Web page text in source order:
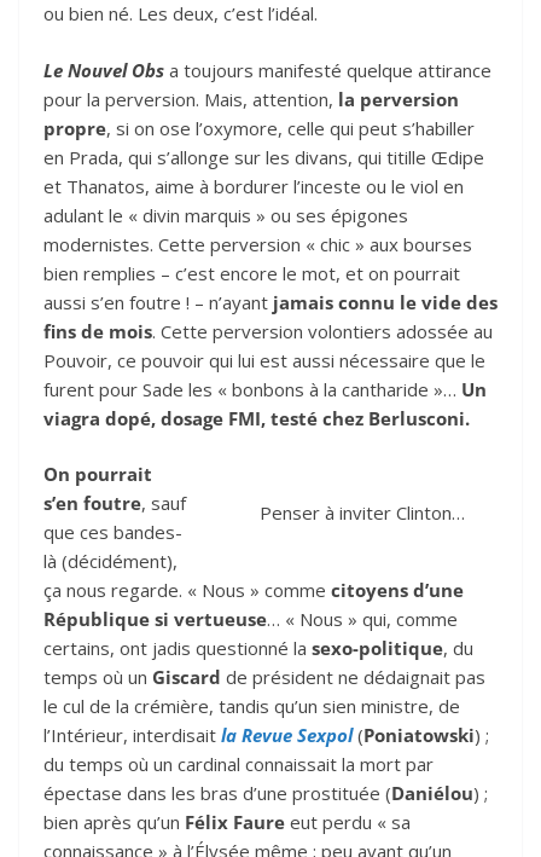
ou bien né. Les deux, c’est l’idéal.
Le Nouvel Obs a toujours manifesté quelque attirance
pour la perversion. Mais, attention, la perversion
propre, si on ose l’oxymore, celle qui peut s’habiller
en Prada, qui s’allonge sur les divans, qui titille Œdipe
et Thanatos, aime à bordurer l’inceste ou le viol en
adulant le « divin marquis » ou ses épigones
modernistes. Cette perversion « chic » aux bourses
bien remplies – c’est encore le mot, et on pourrait
aussi s’en foutre ! – n’ayant jamais connu le vide des
fins de mois. Cette perversion volontiers adossée au
Pouvoir, ce pouvoir qui lui est aussi nécessaire que le
furent pour Sade les « bonbons à la cantharide »… Un
viagra dopé, dosage FMI, testé chez Berlusconi.
Penser à inviter Clinton…
On pourrait
s’en foutre, sauf
que ces bandes-
là (décidément),
ça nous regarde. « Nous » comme citoyens d’une
République si vertueuse… « Nous » qui, comme
certains, ont jadis questionné la sexo-politique, du
temps où un Giscard de président ne dédaignait pas
le cul de la crémière, tandis qu’un sien ministre, de
l’Intérieur, interdisait la Revue Sexpol(Poniatowski) ;
du temps où un cardinal connaissait la mort par
épectase dans les bras d’une prostituée (Daniélou) ;
bien après qu’un Félix Faure eut perdu « sa
connaissance » à l’Élysée même ; peu avant qu’un